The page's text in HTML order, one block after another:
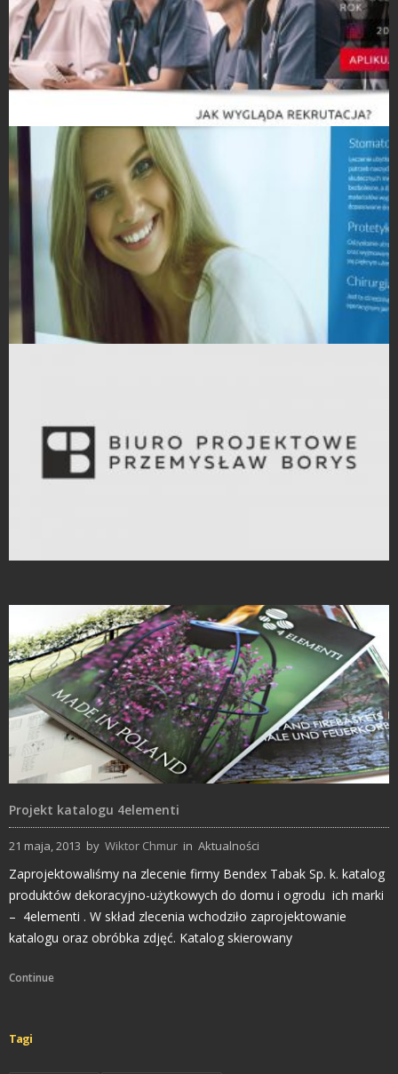
Strony Internetowe
Projekt katalogu 4elementi
21 maja, 2013 by Wiktor Chmur in Aktualności
Zaprojektowaliśmy na zlecenie firmy Bendex Tabak Sp. k. katalog
produktów dekoracyjno-użytkowych do domu i ogrodu ich marki
– 4elementi . W skład zlecenia wchodziło zaprojektowanie
katalogu oraz obróbka zdjęć. Katalog skierowany
Continue
Tagi